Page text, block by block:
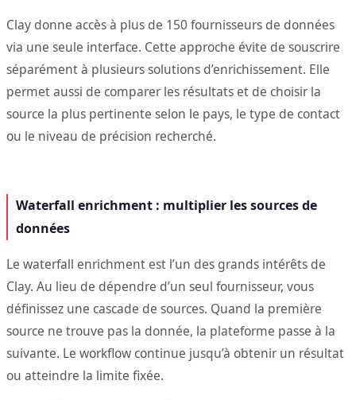
Clay donne accès à plus de 150 fournisseurs de données
via une seule interface. Cette approche évite de souscrire
séparément à plusieurs solutions d’enrichissement. Elle
permet aussi de comparer les résultats et de choisir la
source la plus pertinente selon le pays, le type de contact
ou le niveau de précision recherché.
Waterfall enrichment : multiplier les sources de
données
Le waterfall enrichment est l’un des grands intérêts de
Clay. Au lieu de dépendre d’un seul fournisseur, vous
définissez une cascade de sources. Quand la première
source ne trouve pas la donnée, la plateforme passe à la
suivante. Le workflow continue jusqu’à obtenir un résultat
ou atteindre la limite fixée.